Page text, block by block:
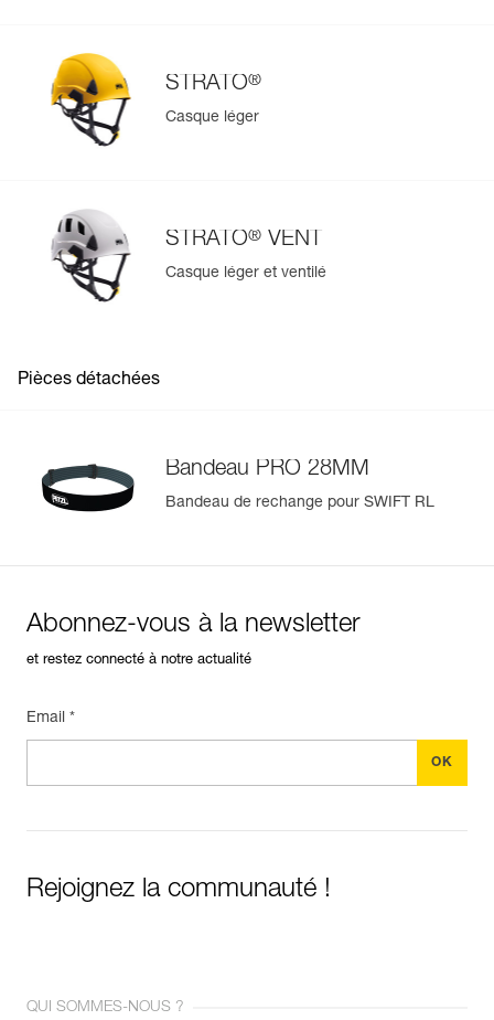
STRATO®
Casque léger
STRATO® VENT
Casque léger et ventilé
Pièces détachées
Bandeau PRO 28MM
Bandeau de rechange pour SWIFT RL
Abonnez-vous à la newsletter
et restez connecté à notre actualité
Email *
Rejoignez la communauté !
QUI SOMMES-NOUS ?